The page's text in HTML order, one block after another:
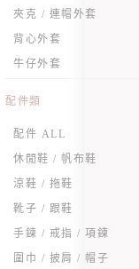
夾克 / 連帽外套
背心外套
牛仔外套
配件類
配件 ALL
休閒鞋 / 帆布鞋
涼鞋 / 拖鞋
靴子 / 跟鞋
手鍊 / 戒指 / 項鍊
圍巾 / 披肩 / 帽子